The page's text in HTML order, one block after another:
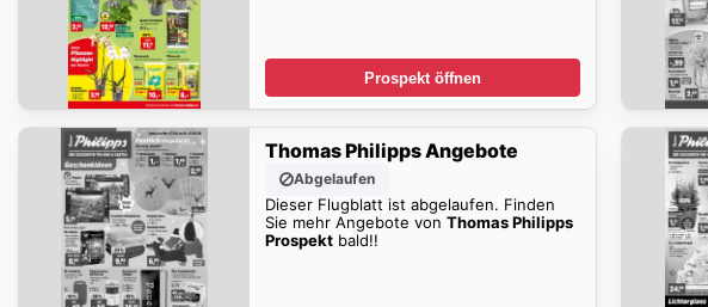
Prospekt öffnen
Thomas Philipps Angebote
Abgelaufen
Dieser Flugblatt ist abgelaufen. Finden
Sie mehr Angebote von Thomas Philipps
Prospektbald!!